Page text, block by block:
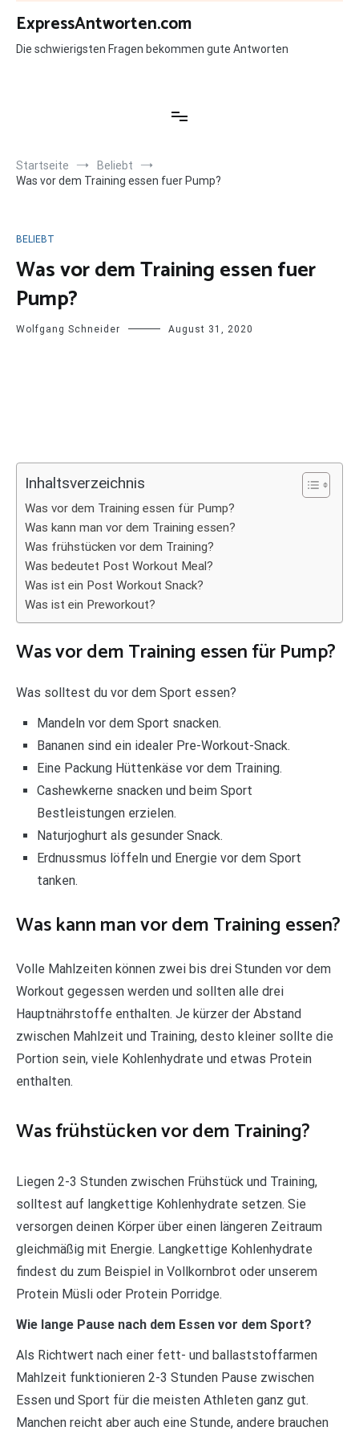
Zum
Inhalt
springen
ExpressAntworten.com
Die schwierigsten Fragen bekommen gute Antworten
Startseite
Beliebt
Was vor dem Training essen fuer Pump?
BELIEBT
Was vor dem Training essen fuer
Pump?
Wolfgang Schneider August 31, 2020
Inhaltsverzeichnis
Was vor dem Training essen für Pump?
Was kann man vor dem Training essen?
Was frühstücken vor dem Training?
Was bedeutet Post Workout Meal?
Was ist ein Post Workout Snack?
Was ist ein Preworkout?
Was vor dem Training essen für Pump?
Was solltest du vor dem Sport essen?
Mandeln vor dem Sport snacken.
Bananen sind ein idealer Pre-Workout-Snack.
Eine Packung Hüttenkäse vor dem Training.
Cashewkerne snacken und beim Sport
Bestleistungen erzielen.
Naturjoghurt als gesunder Snack.
Erdnussmus löffeln und Energie vor dem Sport
tanken.
Was kann man vor dem Training essen?
Volle Mahlzeiten können zwei bis drei Stunden vor dem
Workout gegessen werden und sollten alle drei
Hauptnährstoffe enthalten. Je kürzer der Abstand
zwischen Mahlzeit und Training, desto kleiner sollte die
Portion sein, viele Kohlenhydrate und etwas Protein
enthalten.
Was frühstücken vor dem Training?
Liegen 2-3 Stunden zwischen Frühstück und Training,
solltest auf langkettige Kohlenhydrate setzen. Sie
versorgen deinen Körper über einen längeren Zeitraum
gleichmäßig mit Energie. Langkettige Kohlenhydrate
findest du zum Beispiel in Vollkornbrot oder unserem
Protein Müsli oder Protein Porridge.
Wie lange Pause nach dem Essen vor dem Sport?
Als Richtwert nach einer fett- und ballaststoffarmen
Mahlzeit funktionieren 2-3 Stunden Pause zwischen
Essen und Sport für die meisten Athleten ganz gut.
Manchen reicht aber auch eine Stunde, andere brauchen